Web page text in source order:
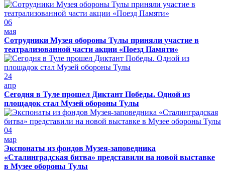
06
мая
Сотрудники Музея обороны Тулы приняли участие в
театрализованной части акции «Поезд Памяти»
24
апр
Сегодня в Туле прошел Диктант Победы. Одной из
площадок стал Музей обороны Тулы
04
мар
Экспонаты из фондов Музея-заповедника
«Сталинградская битва» представили на новой выставке
в Музее обороны Тулы